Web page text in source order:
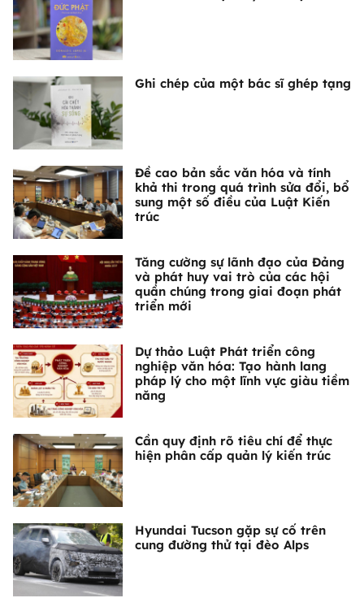
Ghi chép của một bác sĩ ghép tạng
Đề cao bản sắc văn hóa và tính
khả thi trong quá trình sửa đổi, bổ
sung một số điều của Luật Kiến
trúc
Tăng cường sự lãnh đạo của Đảng
và phát huy vai trò của các hội
quần chúng trong giai đoạn phát
triển mới
Dự thảo Luật Phát triển công
nghiệp văn hóa: Tạo hành lang
pháp lý cho một lĩnh vực giàu tiềm
năng
Cần quy định rõ tiêu chí để thực
hiện phân cấp quản lý kiến trúc
Hyundai Tucson gặp sự cố trên
cung đường thử tại đèo Alps